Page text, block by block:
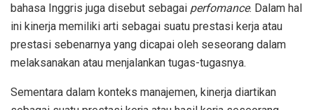
bahasa Inggris juga disebut sebagai perfomance. Dalam hal
ini kinerja memiliki arti sebagai suatu prestasi kerja atau
prestasi sebenarnya yang dicapai oleh seseorang dalam
melaksanakan atau menjalankan tugas-tugasnya.
Sementara dalam konteks manajemen, kinerja diartikan